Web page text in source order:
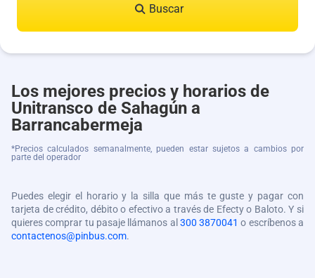
Buscar
Los mejores precios y horarios de
Unitransco de Sahagún a
Barrancabermeja
*Precios calculados semanalmente, pueden estar sujetos a cambios por
parte del operador
Puedes elegir el horario y la silla que más te guste y pagar con
tarjeta de crédito, débito o efectivo a través de Efecty o Baloto. Y si
quieres comprar tu pasaje llámanos al 300 3870041 o escríbenos a
contactenos@pinbus.com.